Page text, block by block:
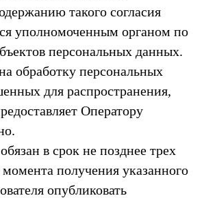
такого согласия
уполномоченным органом по
персональных данных.
обработку персональных
для распространения,
Оператору
в срок не позднее трех
получения указанного
опубликовать